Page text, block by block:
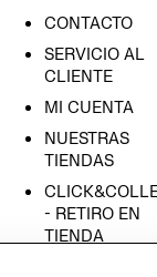
CONTACTO
SERVICIO AL
CLIENTE
MI CUENTA
NUESTRAS
TIENDAS
- RETIRO EN
TIENDA